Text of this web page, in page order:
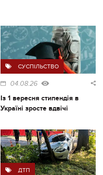
СУСПІЛЬСТВО
04.08.26
Із 1 вересня стипендія в
Україні зросте вдвічі
ДТП